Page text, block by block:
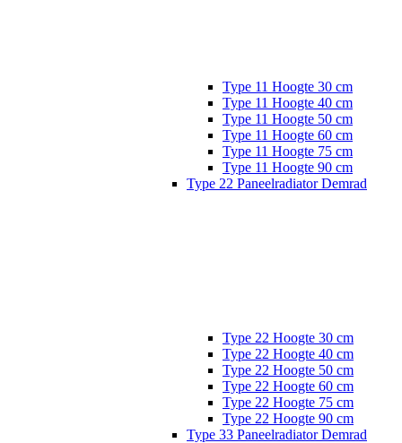
Type 11 Hoogte 30 cm
Type 11 Hoogte 40 cm
Type 11 Hoogte 50 cm
Type 11 Hoogte 60 cm
Type 11 Hoogte 75 cm
Type 11 Hoogte 90 cm
Type 22 Paneelradiator Demrad
Type 22 Hoogte 30 cm
Type 22 Hoogte 40 cm
Type 22 Hoogte 50 cm
Type 22 Hoogte 60 cm
Type 22 Hoogte 75 cm
Type 22 Hoogte 90 cm
Type 33 Paneelradiator Demrad